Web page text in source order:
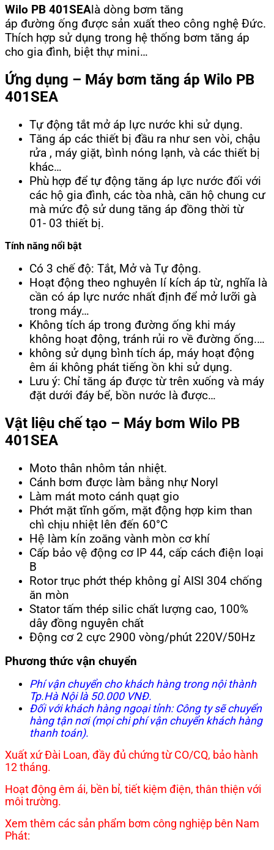
PB
401SEA
số
lượng
Wilo PB 401SEAlà dòng bơm tăng
áp đường ống được sản xuất theo công nghệ Đức.
Thích hợp sử dụng trong hệ thống bơm tăng áp
cho gia đình, biệt thự mini…
Ứng dụng – Máy bơm tăng áp Wilo PB
401SEA
Tự động tắt mở áp lực nước khi sử dụng.
Tăng áp các thiết bị đầu ra như sen vòi, chậu
rửa , máy giặt, bình nóng lạnh, và các thiết bị
khác…
Phù hợp để tự động tăng áp lực nước đối với
các hộ gia đình, các tòa nhà, căn hộ chung cư
mà mức độ sử dung tăng áp đồng thời từ
01- 03 thiết bị.
Tính năng nổi bật
Có 3 chế độ: Tắt, Mở và Tự động.
Hoạt động theo nghuyên lí kích áp từ, nghĩa là
cần có áp lực nước nhất định để mở lưỡi gà
trong máy…
Không tích áp trong đường ống khi máy
không hoạt động, tránh rủi ro về đường ống.…
không sử dụng bình tích áp, máy hoạt động
êm ái không phát tiếng ồn khi sử dụng.
Lưu ý: Chỉ tăng áp được từ trên xuống và máy
đặt dưới đáy bể, bồn nước là được…
Vật liệu chế tạo – Máy bơm Wilo PB
401SEA
Moto thân nhôm tản nhiệt.
Cánh bơm được làm bằng nhự Noryl
Làm mát moto cánh quạt gio
Phớt mặt tĩnh gốm, mặt động hợp kim than
chì chịu nhiệt lên đến 60°C
Hệ làm kín zoăng vành mòn cơ khí
Cấp bảo vệ động cơ IP 44, cấp cách điện loại
B
Rotor trục phớt thép không gỉ AISI 304 chống
ăn mòn
Stator tấm thép silic chất lượng cao, 100%
dây đồng nguyên chất
Động cơ 2 cực 2900 vòng/phút 220V/50Hz
Phương thức vận chuyển
Phí vận chuyển cho khách hàng trong nội thành
Tp.Hà Nội là 50.000 VNĐ.
Đối với khách hàng ngoại tỉnh: Công ty sẽ chuyển
hàng tận nơi (mọi chi phí vận chuyển khách hàng
thanh toán).
Xuất xứ Đài Loan, đầy đủ chứng từ CO/CQ, bảo hành
12 tháng.
Hoạt động êm ái, bền bỉ, tiết kiệm điện, thân thiện với
môi trường.
Xem thêm các sản phẩm bơm công nghiệp bên Nam
Phát: